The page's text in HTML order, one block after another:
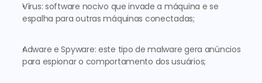
Vírus: software nocivo que invade a máquina e se
espalha para outras máquinas conectadas;
Adware e Spyware: este tipo de malware gera anúncios
para espionar o comportamento dos usuários;